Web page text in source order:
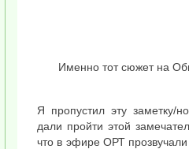
Именно тот сюжет на
Я пропустил эту заметку/
дали пройти этой
что в эфире ОРТ